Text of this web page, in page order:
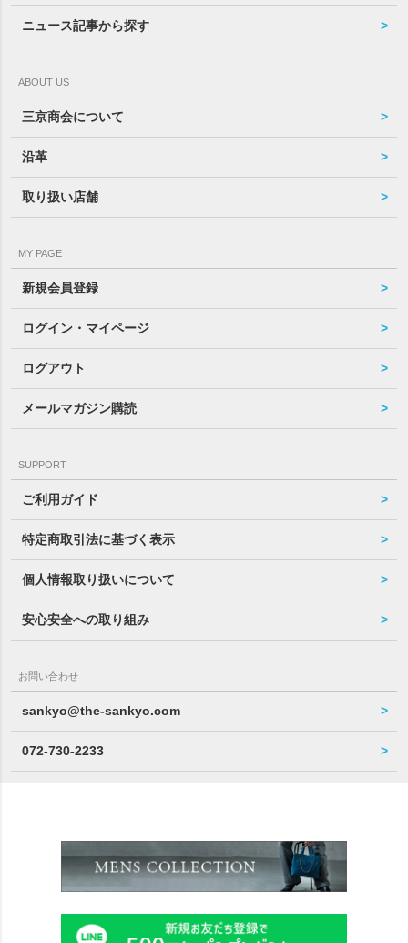
ニュース記事から探す
ABOUT US
三京商会について
沿革
取り扱い店舗
MY PAGE
新規会員登録
ログイン・マイページ
ログアウト
メールマガジン購読
SUPPORT
ご利用ガイド
特定商取引法に基づく表示
個人情報取り扱いについて
安心安全への取り組み
お問い合わせ
sankyo@the-sankyo.com
072-730-2233